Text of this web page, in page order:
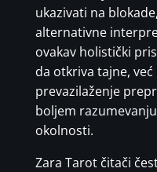
ukazivati na
alternativne
ovakav holistički
da otkriva tajne,
prevazilaženje
boljem
okolnosti.
Zara Tarot čitači